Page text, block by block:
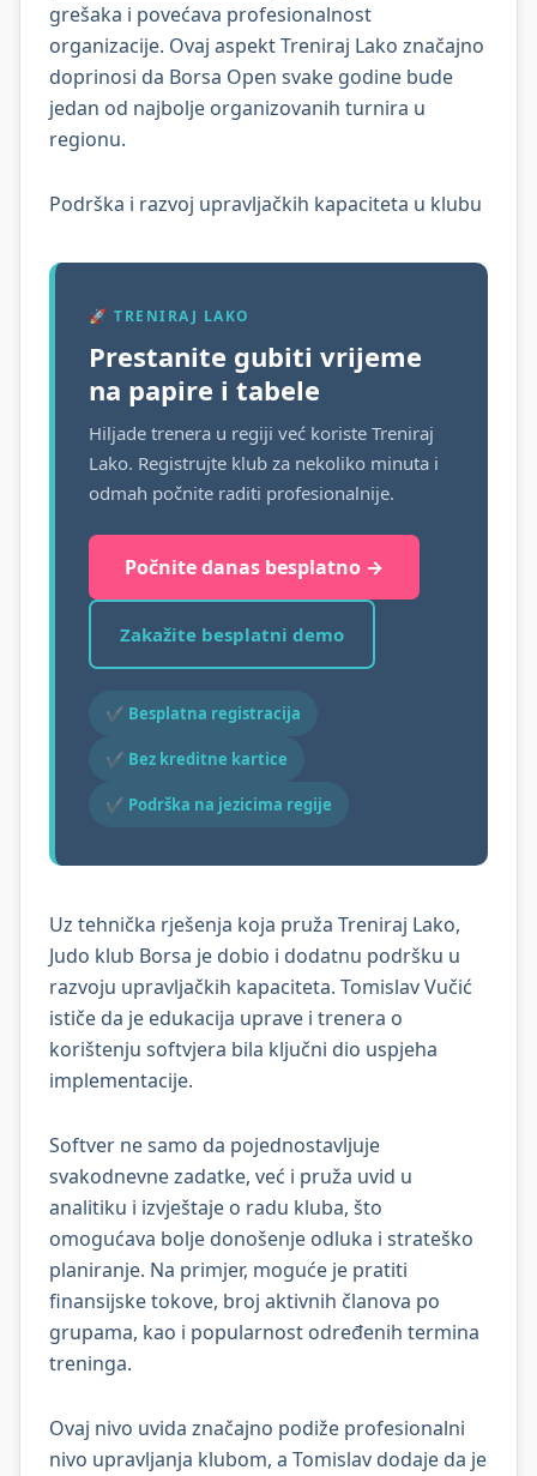
grešaka i povećava profesionalnost
organizacije. Ovaj aspekt Treniraj Lako značajno
doprinosi da Borsa Open svake godine bude
jedan od najbolje organizovanih turnira u
regionu.
Podrška i razvoj upravljačkih kapaciteta u klubu
🚀 TRENIRAJ LAKO
Prestanite gubiti vrijeme
na papire i tabele
Hiljade trenera u regiji već koriste Treniraj
Lako. Registrujte klub za nekoliko minuta i
odmah počnite raditi profesionalnije.
Počnite danas besplatno →
Zakažite besplatni demo
✔ Besplatna registracija
✔ Bez kreditne kartice
✔ Podrška na jezicima regije
Uz tehnička rješenja koja pruža Treniraj Lako,
Judo klub Borsa je dobio i dodatnu podršku u
razvoju upravljačkih kapaciteta. Tomislav Vučić
ističe da je edukacija uprave i trenera o
korištenju softvjera bila ključni dio uspjeha
implementacije.
Softver ne samo da pojednostavljuje
svakodnevne zadatke, već i pruža uvid u
analitiku i izvještaje o radu kluba, što
omogućava bolje donošenje odluka i strateško
planiranje. Na primjer, moguće je pratiti
finansijske tokove, broj aktivnih članova po
grupama, kao i popularnost određenih termina
treninga.
Ovaj nivo uvida značajno podiže profesionalni
nivo upravljanja klubom, a Tomislav dodaje da je